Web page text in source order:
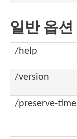
일반 옵션
/help
/version
/preserve-time